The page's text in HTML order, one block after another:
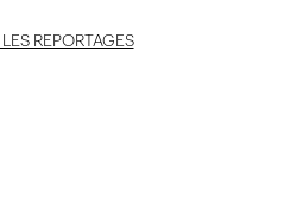
REPORTAGES